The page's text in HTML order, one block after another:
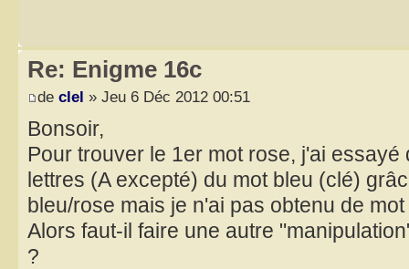
Re: Enigme 16c
de clel » Jeu 6 Déc 2012 00:51
Bonsoir,
Pour trouver le 1er mot rose, j'ai
lettres (A excepté) du mot bleu (clé)
bleu/rose mais je n'ai pas obtenu de
Alors faut-il faire une autre
?